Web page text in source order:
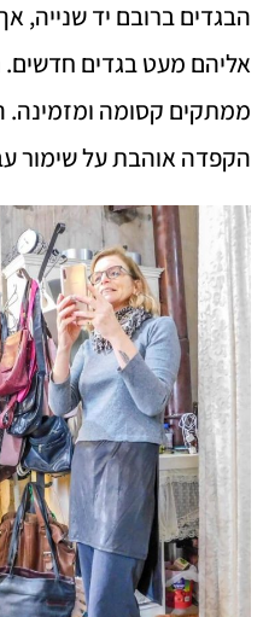
הבגדים ברובם יד שנייה,
אליהם מעט בגדים
ממתקים קסומה ומזמינה.
הקפדה אוהבת על שימור